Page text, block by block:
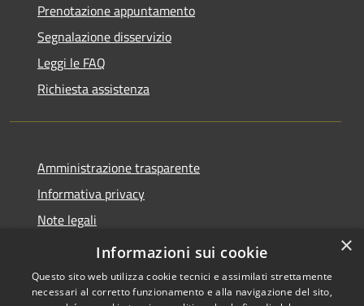
Prenotazione appuntamento
Segnalazione disservizio
Leggi le FAQ
Richiesta assistenza
Amministrazione trasparente
Informativa privacy
Note legali
Dichiarazione di accessibilità
×
Informazioni sui cookie
Questo sito web utilizza cookie tecnici e assimilati strettamente
necessari al corretto funzionamento e alla navigazione del sito,